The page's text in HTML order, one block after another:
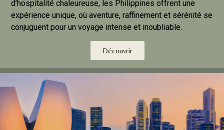
d’hospitalité chaleureuse, les Philippines offrent une
expérience unique, où aventure, raffinement et sérénité se
conjuguent pour un voyage intense et inoubliable.
Découvrir